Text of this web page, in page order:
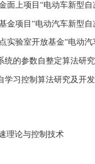
面上项目“电动车新型
金项目“电动汽车新型
实验室开放基金“电动
统的参数自整定算法研
学习控制算法研究及开发
理论与控制技术